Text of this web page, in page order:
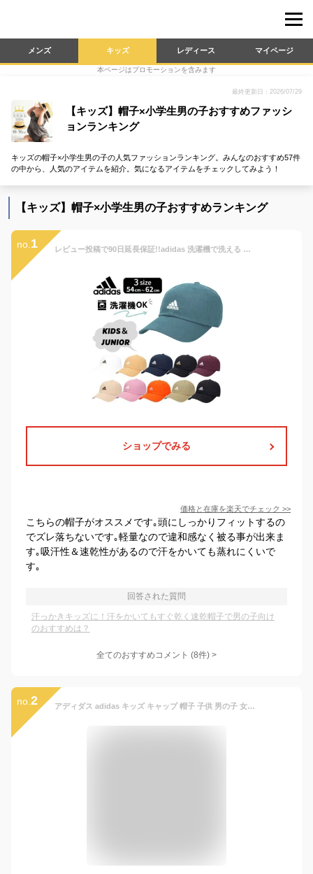
メンズ キッズ レディース マイページ
本ページはプロモーションを含みます
最終更新日：2026/07/29
【キッズ】帽子×小学生男の子おすすめファッシ
ョンランキング
キッズの帽子×小学生男の子の人気ファッションランキング。みんなのおすすめ57件
の中から、人気のアイテムを紹介。気になるアイテムをチェックしてみよう！
【キッズ】帽子×小学生男の子おすすめランキング
no. 1 レビュー投稿で90日延長保証!!adidas 洗濯機で洗える コットンキャップ[キッズ・ジュニア]54〜62cm 小さいサイズ 大きいサイズ 正規品 野球帽 ベースボールキャップ キャップ 紫外線対策 日よけ 子供 男の子 女の子 親子 春夏秋 アディダス 111-111701 メール便送料無料
ショップでみる
価格と在庫を楽天でチェック >>
こちらの帽子がオススメです｡頭にしっかりフィットするの
でズレ落ちないです｡軽量なので違和感なく被る事が出来ま
す｡吸汗性＆速乾性があるので汗をかいても蒸れにくいで
す｡
回答された質問
汗っかきキッズに！汗をかいてもすぐ乾く速乾帽子で男の子向け
のおすすめは？
全てのおすすめコメント (8件) >
no. 2 アディダス adidas キッズ キャップ 帽子 子供 男の子 女の子 小学生 ジュニア ブランド サイズ調整 メッシュキャップ 日よけ 熱中症対策 紫外線対策 スポーツ サッカー 紫外線 ADIDAS 通学 部活 55cm 56cm 57cm 洗える キッズキャップ